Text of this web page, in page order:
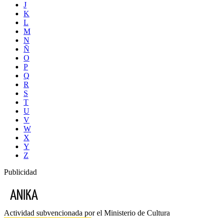
J
K
L
M
N
Ñ
O
P
Q
R
S
T
U
V
W
X
Y
Z
Publicidad
Actividad subvencionada por el Ministerio de Cultura